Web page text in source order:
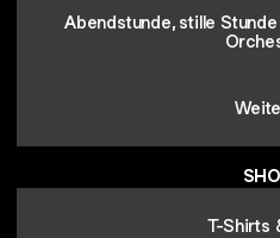
Abendstunde, stille
T-Shirts